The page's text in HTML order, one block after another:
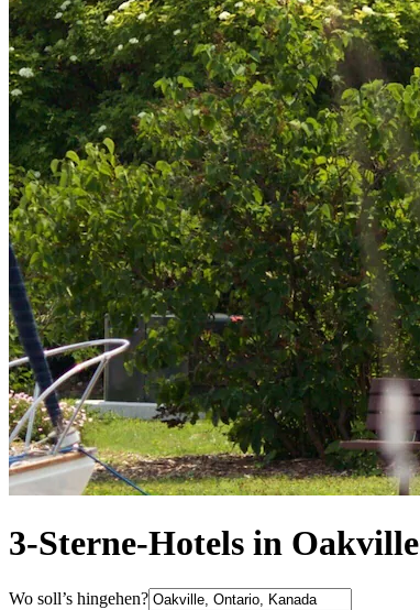
3-Sterne-Hotels in Oakville
Wo soll’s hingehen?